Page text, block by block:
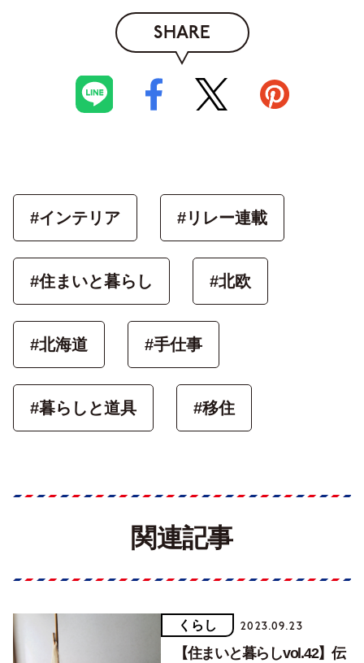
SHARE
#インテリア #リレー連載
#住まいと暮らし #北欧
#北海道 #手仕事
#暮らしと道具 #移住
関連記事
くらし 2023.09.23
【住まいと暮らしvol.42】伝